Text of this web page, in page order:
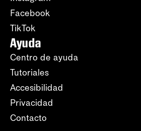
Facebook
TikTok
Ayuda
Centro de ayuda
Tutoriales
Accesibilidad
Privacidad
Contacto